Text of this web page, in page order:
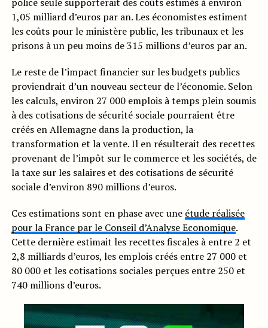
1,05 milliard d’euros par an. Les économistes estiment
les coûts pour le ministère public, les tribunaux et les
prisons à un peu moins de 315 millions d’euros par an.
Le reste de l’impact financier sur les budgets publics
proviendrait d’un nouveau secteur de l’économie. Selon
les calculs, environ 27 000 emplois à temps plein soumis
à des cotisations de sécurité sociale pourraient être
créés en Allemagne dans la production, la
transformation et la vente. Il en résulterait des recettes
provenant de l’impôt sur le commerce et les sociétés, de
la taxe sur les salaires et des cotisations de sécurité
sociale d’environ 890 millions d’euros.
Ces estimations sont en phase avec une étude réalisée
pour la France par le Conseil d’Analyse Economique.
Cette dernière estimait les recettes fiscales à entre 2 et
2,8 milliards d’euros, les emplois créés entre 27 000 et
80 000 et les cotisations sociales perçues entre 250 et
740 millions d’euros.